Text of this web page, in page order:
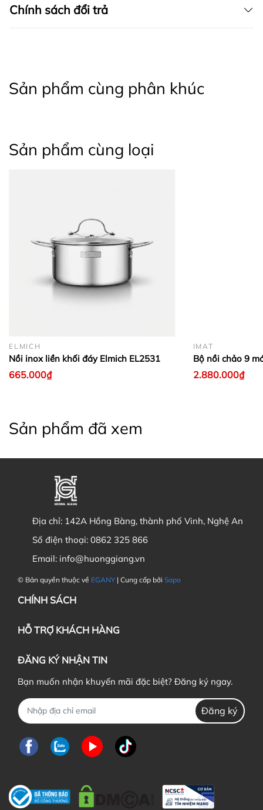
Chính sách đổi trả
Sản phẩm cùng phân khúc
Sản phẩm cùng loại
ELMICH
Nồi inox liền khối đáy Elmich EL2531
665.000₫
IMAT
Bộ nồi chảo 9
2.880.000₫
Sản phẩm đã xem
Địa chỉ: 142A Hồng Bàng, thành phố Vinh, Nghệ An
Số điện thoại: 0862 325 866
Email: info@huonggiang.vn
© Bản quyền thuộc về EGANY | Cung cấp bởi Sapo
CHÍNH SÁCH
HỖ TRỢ KHÁCH HÀNG
ĐĂNG KÝ NHẬN TIN
Bạn muốn nhận khuyến mãi đặc biệt? Đăng ký ngay.
Đăng ký